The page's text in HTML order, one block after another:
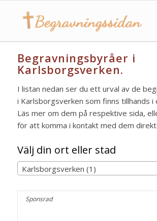
Begravningsbyråer i
Karlsborgsverken.
I listan nedan ser du ett urval av de
i Karlsborgsverken som finns tillhands i
Läs mer om dem på respektive sida,
för att komma i kontakt med dem direkt.
Välj din ort eller stad
Karlsborgsverken (1)
Sponsrad